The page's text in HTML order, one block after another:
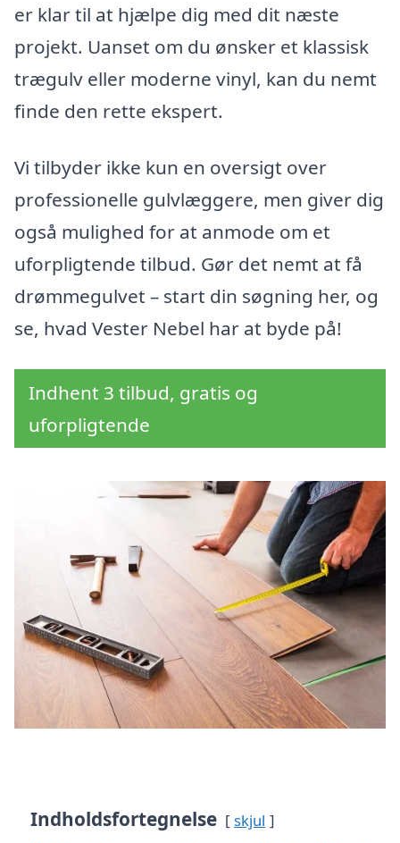
er klar til at hjælpe dig med dit næste
projekt. Uanset om du ønsker et klassisk
trægulv eller moderne vinyl, kan du nemt
finde den rette ekspert.
Vi tilbyder ikke kun en oversigt over
professionelle gulvlæggere, men giver dig
også mulighed for at anmode om et
uforpligtende tilbud. Gør det nemt at få
drømmegulvet – start din søgning her, og
se, hvad Vester Nebel har at byde på!
Indhent 3 tilbud, gratis og
uforpligtende
Indholdsfortegnelse skjul